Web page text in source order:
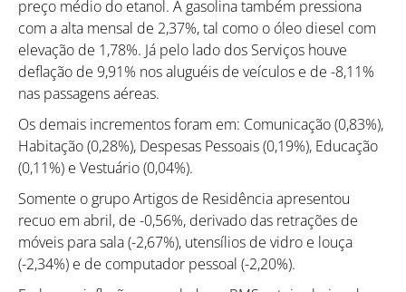
preço médio do etanol. A gasolina também pressiona
com a alta mensal de 2,37%, tal como o óleo diesel com
elevação de 1,78%. Já pelo lado dos Serviços houve
deflação de 9,91% nos aluguéis de veículos e de -8,11%
nas passagens aéreas.
Os demais incrementos foram em: Comunicação (0,83%),
Habitação (0,28%), Despesas Pessoais (0,19%), Educação
(0,11%) e Vestuário (0,04%).
Somente o grupo Artigos de Residência apresentou
recuo em abril, de -0,56%, derivado das retrações de
móveis para sala (-2,67%), utensílios de vidro e louça
(-2,34%) e de computador pessoal (-2,20%).